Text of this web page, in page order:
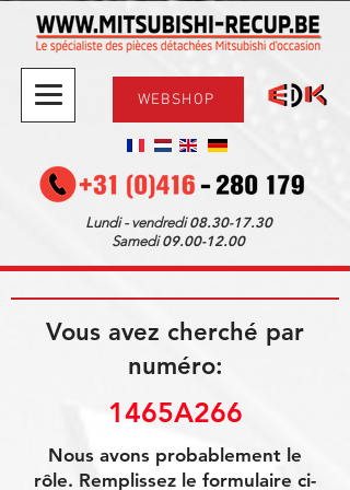
WEBSHOP
Lundi - vendredi08.30-17.30
Samedi09.00-12.00
Vous avez cherché par
numéro:
1465A266
Nous avons probablement le
rôle. Remplissez le formulaire ci-